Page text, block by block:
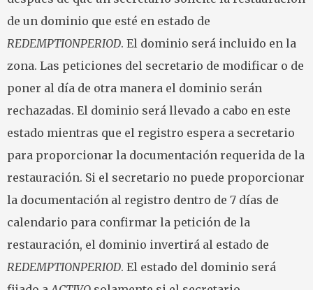
de un dominio que esté en estado de
REDEMPTIONPERIOD. El dominio será incluido en la
zona. Las peticiones del secretario de modificar o de
poner al día de otra manera el dominio serán
rechazadas. El dominio será llevado a cabo en este
estado mientras que el registro espera a secretario
para proporcionar la documentación requerida de la
restauración. Si el secretario no puede proporcionar
la documentación al registro dentro de 7 días de
calendario para confirmar la petición de la
restauración, el dominio invertirá al estado de
REDEMPTIONPERIOD. El estado del dominio será